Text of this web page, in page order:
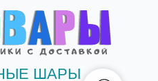
ШАРЫ